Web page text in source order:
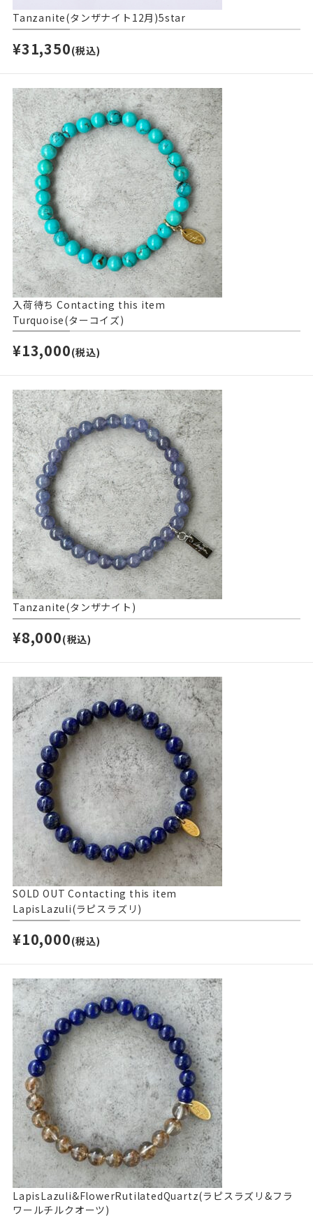
Tanzanite(タンザナイト12月)5star
¥31,350(税込)
入荷待ち Contacting this item
Turquoise(ターコイズ)
¥13,000(税込)
Tanzanite(タンザナイト)
¥8,000(税込)
SOLD OUTContacting this item
LapisLazuli(ラピスラズリ)
¥10,000(税込)
LapisLazuli&FlowerRutilatedQuartz(ラピスラズリ&フラ
ワールチルクオーツ)